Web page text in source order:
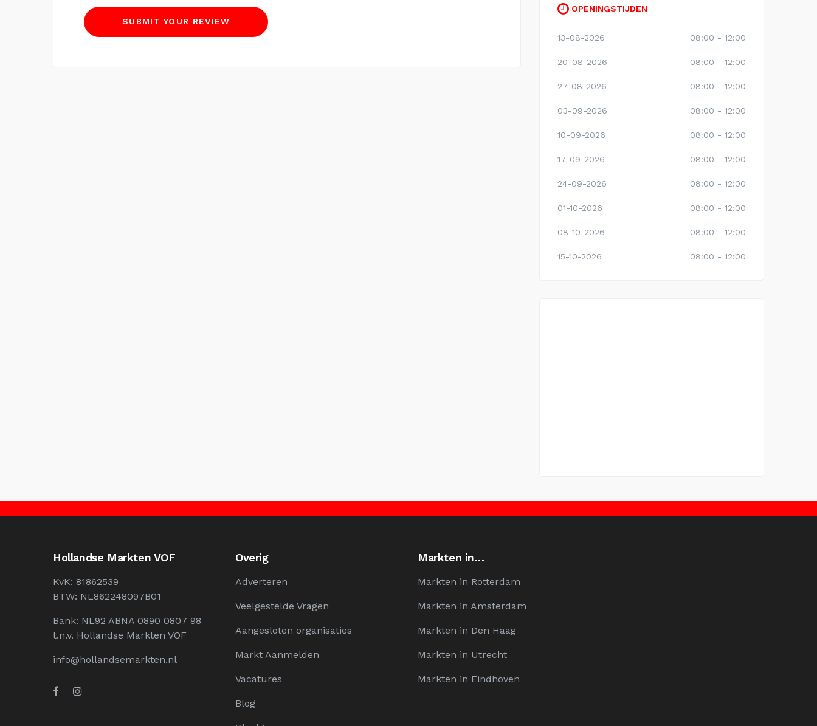
OPENINGSTIJDEN
13-08-2026 08:00 - 12:00
20-08-2026 08:00 - 12:00
27-08-2026 08:00 - 12:00
03-09-2026 08:00 - 12:00
10-09-2026 08:00 - 12:00
17-09-2026 08:00 - 12:00
24-09-2026 08:00 - 12:00
01-10-2026 08:00 - 12:00
08-10-2026 08:00 - 12:00
15-10-2026 08:00 - 12:00
Hollandse Markten VOF
KvK: 81862539
BTW: NL862248097B01
Bank: NL92 ABNA 0890 0807 98
t.n.v. Hollandse Markten VOF
info@hollandsemarkten.nl
Overig
Adverteren
Veelgestelde Vragen
Aangesloten organisaties
Markt Aanmelden
Vacatures
Blog
Markten in…
Markten in Rotterdam
Markten in Amsterdam
Markten in Den Haag
Markten in Utrecht
Markten in Eindhoven